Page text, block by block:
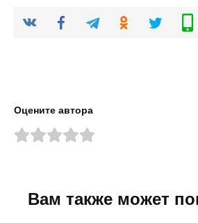
Оцените автора
Вам также может